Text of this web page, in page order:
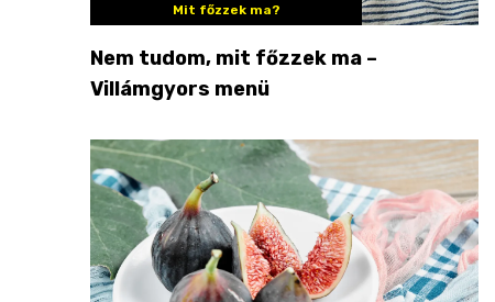
Mit főzzek ma?
Nem tudom, mit főzzek ma –
Villámgyors menü